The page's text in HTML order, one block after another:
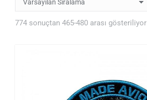
774 sonuçtan 465-480 arası gösteriliyor